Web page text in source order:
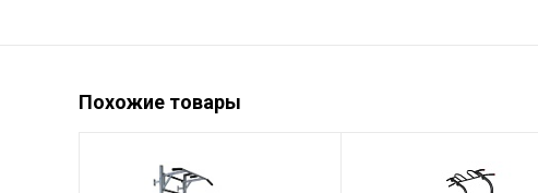
Похожие товары